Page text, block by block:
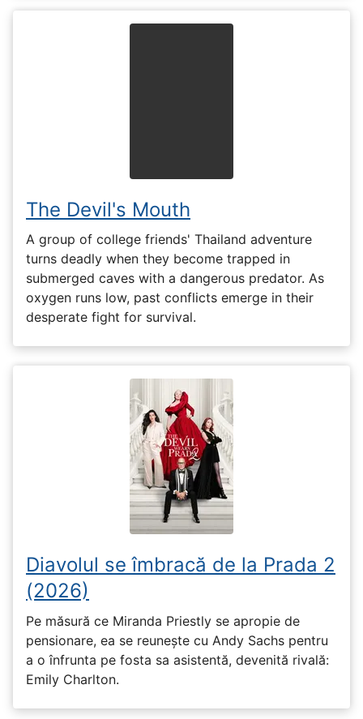
The Devil's Mouth
A group of college friends' Thailand adventure
turns deadly when they become trapped in
submerged caves with a dangerous predator. As
oxygen runs low, past conflicts emerge in their
desperate fight for survival.
Diavolul se îmbracă de la Prada 2
(2026)
Pe măsură ce Miranda Priestly se apropie de
pensionare, ea se reunește cu Andy Sachs pentru
a o înfrunta pe fosta sa asistentă, devenită rivală:
Emily Charlton.